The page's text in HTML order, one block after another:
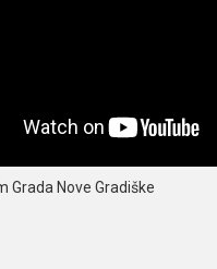
Grada Nove Gradiške